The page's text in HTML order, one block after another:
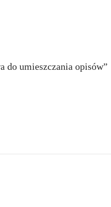
do umieszczania opisów”